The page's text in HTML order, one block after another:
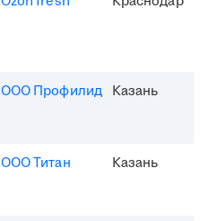
ООО Профилид Казань
ООО Титан Казань